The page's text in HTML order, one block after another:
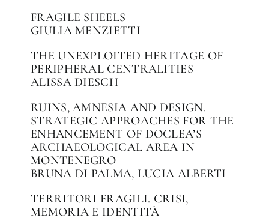
FRAGILE SHEELS
GIULIA MENZIETTI
THE UNEXPLOITED HERITAGE OF
PERIPHERAL CENTRALITIES
ALISSA DIESCH
RUINS, AMNESIA AND DESIGN.
STRATEGIC APPROACHES FOR THE
ENHANCEMENT OF DOCLEA’S
ARCHAEOLOGICAL AREA IN
MONTENEGRO
BRUNA DI PALMA, LUCIA ALBERTI
TERRITORI FRAGILI. CRISI,
MEMORIA E IDENTITÀ